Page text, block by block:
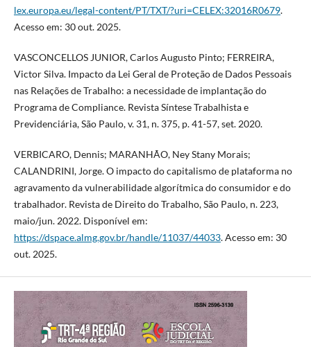
lex.europa.eu/legal-content/PT/TXT/?uri=CELEX:32016R0679.
Acesso em: 30 out. 2025.
VASCONCELLOS JUNIOR, Carlos Augusto Pinto; FERREIRA,
Victor Silva. Impacto da Lei Geral de Proteção de Dados Pessoais
nas Relações de Trabalho: a necessidade de implantação do
Programa de Compliance. Revista Síntese Trabalhista e
Previdenciária, São Paulo, v. 31, n. 375, p. 41-57, set. 2020.
VERBICARO, Dennis; MARANHÃO, Ney Stany Morais;
CALANDRINI, Jorge. O impacto do capitalismo de plataforma no
agravamento da vulnerabilidade algorítmica do consumidor e do
trabalhador. Revista de Direito do Trabalho, São Paulo, n. 223,
maio/jun. 2022. Disponível em:
https://dspace.almg.gov.br/handle/11037/44033. Acesso em: 30
out. 2025.